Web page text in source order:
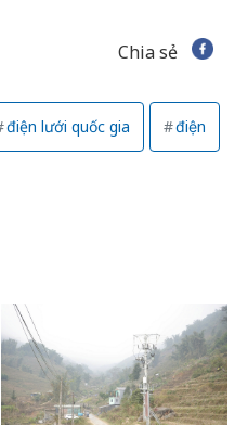
Chia sẻ
điện lưới quốc gia điện